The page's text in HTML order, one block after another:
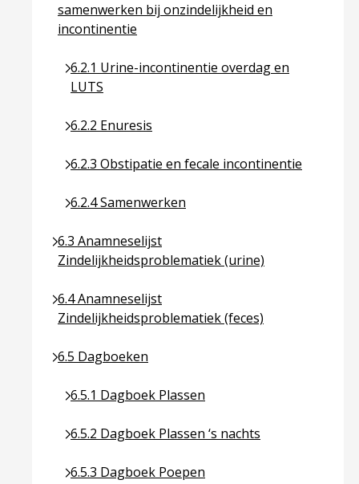
samenwerken bij onzindelijkheid en
incontinentie
6.2.1 Urine-incontinentie overdag en
LUTS
Ga naar pagina over 6.2.1 Urine-incontinentie
6.2.2 Enuresis
Ga naar pagina over 6.2.2 Enuresis
6.2.3 Obstipatie en fecale incontinentie
Ga naar pagina over 6.2.3 Obstipatie en fecale
6.2.4 Samenwerken
Ga naar pagina over 6.2.4 Samenwerken
6.3 Anamneselijst
Zindelijkheidsproblematiek (urine)
Ga naar pagina over 6.3 Anamneselijst
6.4 Anamneselijst
Zindelijkheidsproblematiek (feces)
Ga naar pagina over 6.4 Anamneselijst
6.5 Dagboeken
Ga naar pagina over 6.5 Dagboeken
6.5.1 Dagboek Plassen
Ga naar pagina over 6.5.1 Dagboek Plassen
6.5.2 Dagboek Plassen ‘s nachts
Ga naar pagina over 6.5.2 Dagboek Plassen ‘s
6.5.3 Dagboek Poepen
Ga naar pagina over 6.5.3 Dagboek Poepen